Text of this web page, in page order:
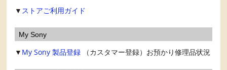
▼ ストアご利用ガイド
My Sony
▼ My Sony 製品登録 （カスタマー登録）お預かり修理品状況